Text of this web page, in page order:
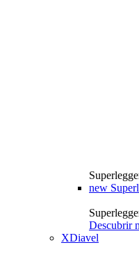
new
Descubrir
XDiavel